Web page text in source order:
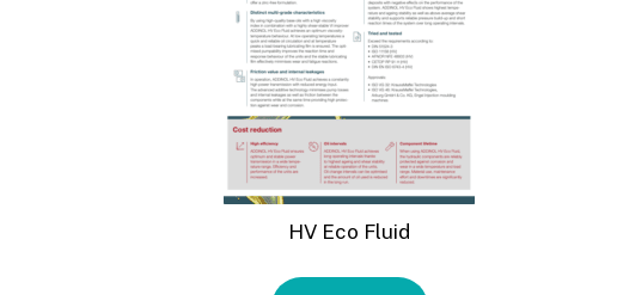
HV Eco Fluid